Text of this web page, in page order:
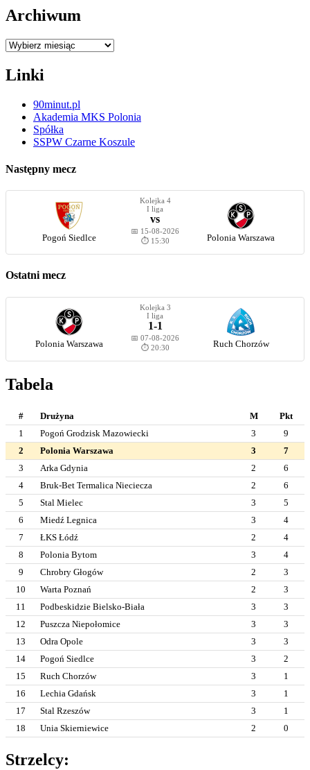
Archiwum
Archiwum
Linki
90minut.pl
Akademia MKS Polonia
Spółka
SSPW Czarne Koszule
Następny mecz
Pogoń Siedlce
Kolejka 4
I liga
vs
📅 15-08-2026
⏱️ 15:30
Polonia Warszawa
Ostatni mecz
Polonia Warszawa
Kolejka 3
I liga
1-1
📅 07-08-2026
⏱️ 20:30
Ruch Chorzów
Tabela
# Drużyna M
Pkt
1
Pogoń Grodzisk Mazowiecki 3
9
2
Polonia Warszawa 3
7
3
Arka Gdynia 2
6
4
Bruk-Bet Termalica Nieciecza 2
6
5
Stal Mielec 3
5
6
Miedź Legnica 3
4
7
ŁKS Łódź 2
4
8
Polonia Bytom 3
4
9
Chrobry Głogów 2
3
10
Warta Poznań 2
3
11
Podbeskidzie Bielsko-Biała 3
3
12
Puszcza Niepołomice 3
3
13
Odra Opole 3
3
14
Pogoń Siedlce 3
2
15
Ruch Chorzów 3
1
16
Lechia Gdańsk 3
1
17
Stal Rzeszów 3
1
18
Unia Skierniewice 2 0
Strzelcy: